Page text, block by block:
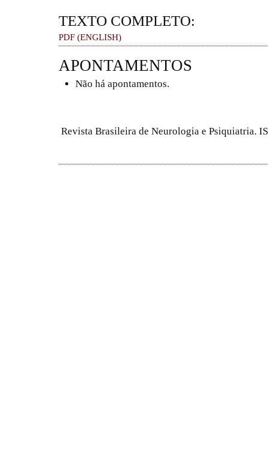
TEXTO COMPLETO:
PDF (ENGLISH)
APONTAMENTOS
Não há apontamentos.
Revista Brasileira de Neurologia e Psiquiatria.